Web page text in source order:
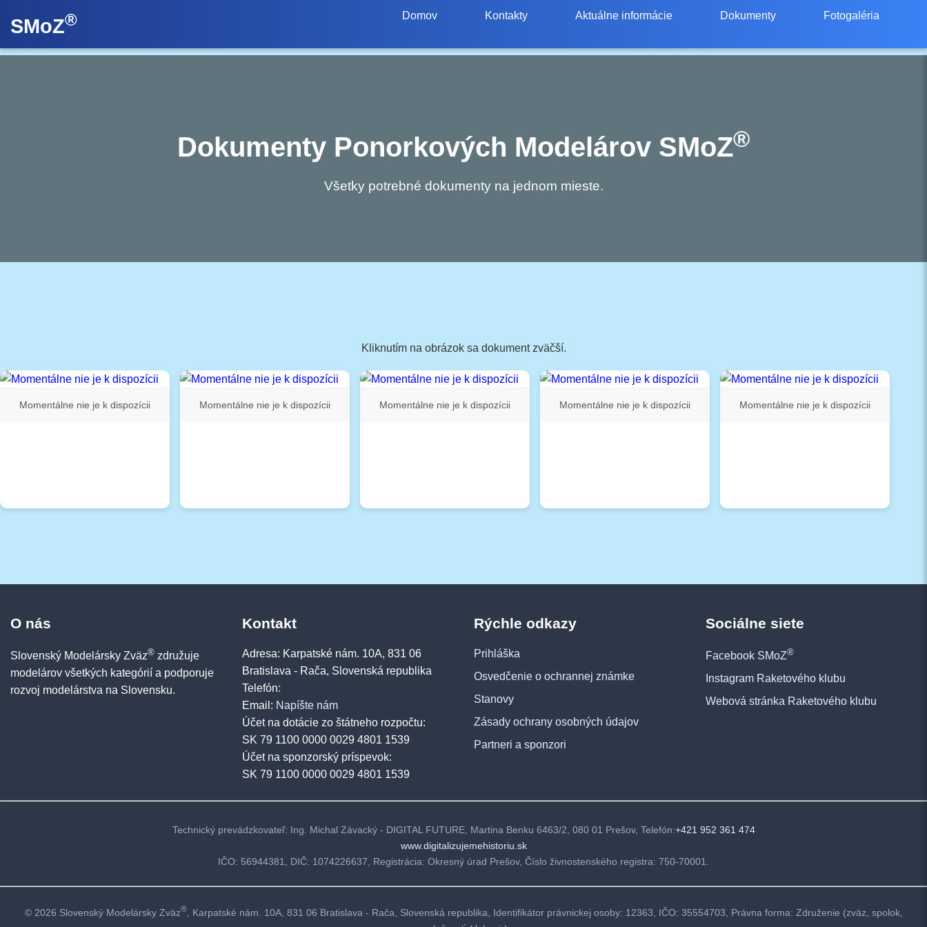
SMoZ® Domov Kontakty Aktuálne informácie Dokumenty Fotogaléria
Dokumenty Ponorkových Modelárov SMoZ®
Všetky potrebné dokumenty na jednom mieste.
Kliknutím na obrázok sa dokument zväčší.
Momentálne nie je k dispozícii Momentálne nie je k dispozícii Momentálne nie je k dispozícii Momentálne nie je k dispozícii Momentálne nie je k dispozícii
O nás
Slovenský Modelársky Zväz® združuje
modelárov všetkých kategórií a podporuje
rozvoj modelárstva na Slovensku.
Kontakt
Adresa: Karpatské nám. 10A, 831 06
Bratislava - Rača, Slovenská republika
Telefón:
Email: Napíšte nám
Účet na dotácie zo štátneho rozpočtu:
SK 79 1100 0000 0029 4801 1539
Účet na sponzorský príspevok:
SK 79 1100 0000 0029 4801 1539
Rýchle odkazy
Prihláška
Osvedčenie o ochrannej známke
Stanovy
Zásady ochrany osobných údajov
Partneri a sponzori
Sociálne siete
Facebook SMoZ®
Instagram Raketového klubu
Webová stránka Raketového klubu
Technický prevádzkovateľ: Ing. Michal Závacký - DIGITAL FUTURE, Martina Benku 6463/2, 080 01 Prešov, Telefón:+421 952 361 474
www.digitalizujemehistoriu.sk
IČO: 56944381, DIČ: 1074226637, Registrácia: Okresný úrad Prešov, Číslo živnostenského registra: 750-70001.
© 2026 Slovenský Modelársky Zväz®, Karpatské nám. 10A, 831 06 Bratislava - Rača, Slovenská republika, Identifikátor právnickej osoby: 12363, IČO: 35554703, Právna forma: Združenie (zväz, spolok,